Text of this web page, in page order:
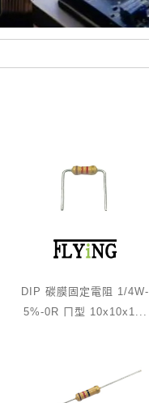
DIP 碳膜固定電阻 1/4W-
5%-0R ㄇ型 10x10x1...